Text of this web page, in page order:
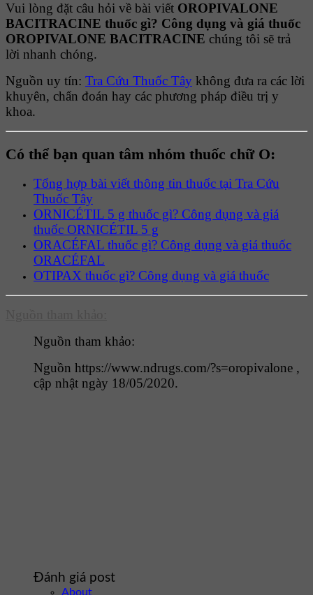
Vui lòng đặt câu hỏi về bài viết OROPIVALONE
BACITRACINE thuốc gì? Công dụng và giá thuốc
OROPIVALONE BACITRACINE chúng tôi sẽ trả
lời nhanh chóng.
Nguồn uy tín: Tra Cứu Thuốc Tây không đưa ra các lời
khuyên, chẩn đoán hay các phương pháp điều trị y
khoa.
Có thể bạn quan tâm nhóm thuốc chữ O:
Tổng hợp bài viết thông tin thuốc tại Tra Cứu
Thuốc Tây
ORNICÉTIL 5 g thuốc gì? Công dụng và giá
thuốc ORNICÉTIL 5 g
ORACÉFAL thuốc gì? Công dụng và giá thuốc
ORACÉFAL
OTIPAX thuốc gì? Công dụng và giá thuốc
Nguồn tham khảo:
Nguồn https://www.ndrugs.com/?s=oropivalone ,
cập nhật ngày 18/05/2020.
Đánh giá post
About